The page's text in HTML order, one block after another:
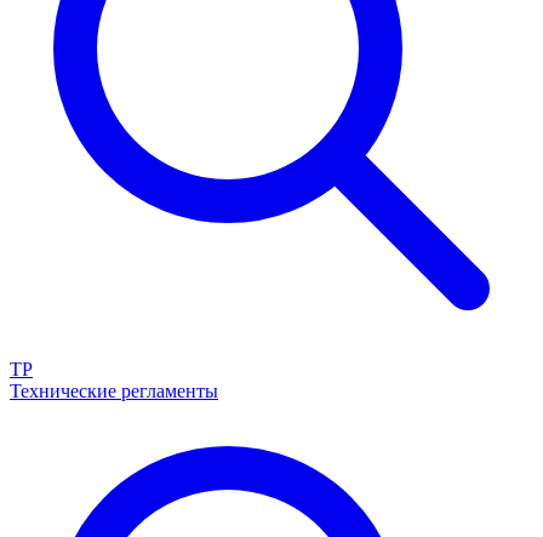
ТР
Технические регламенты